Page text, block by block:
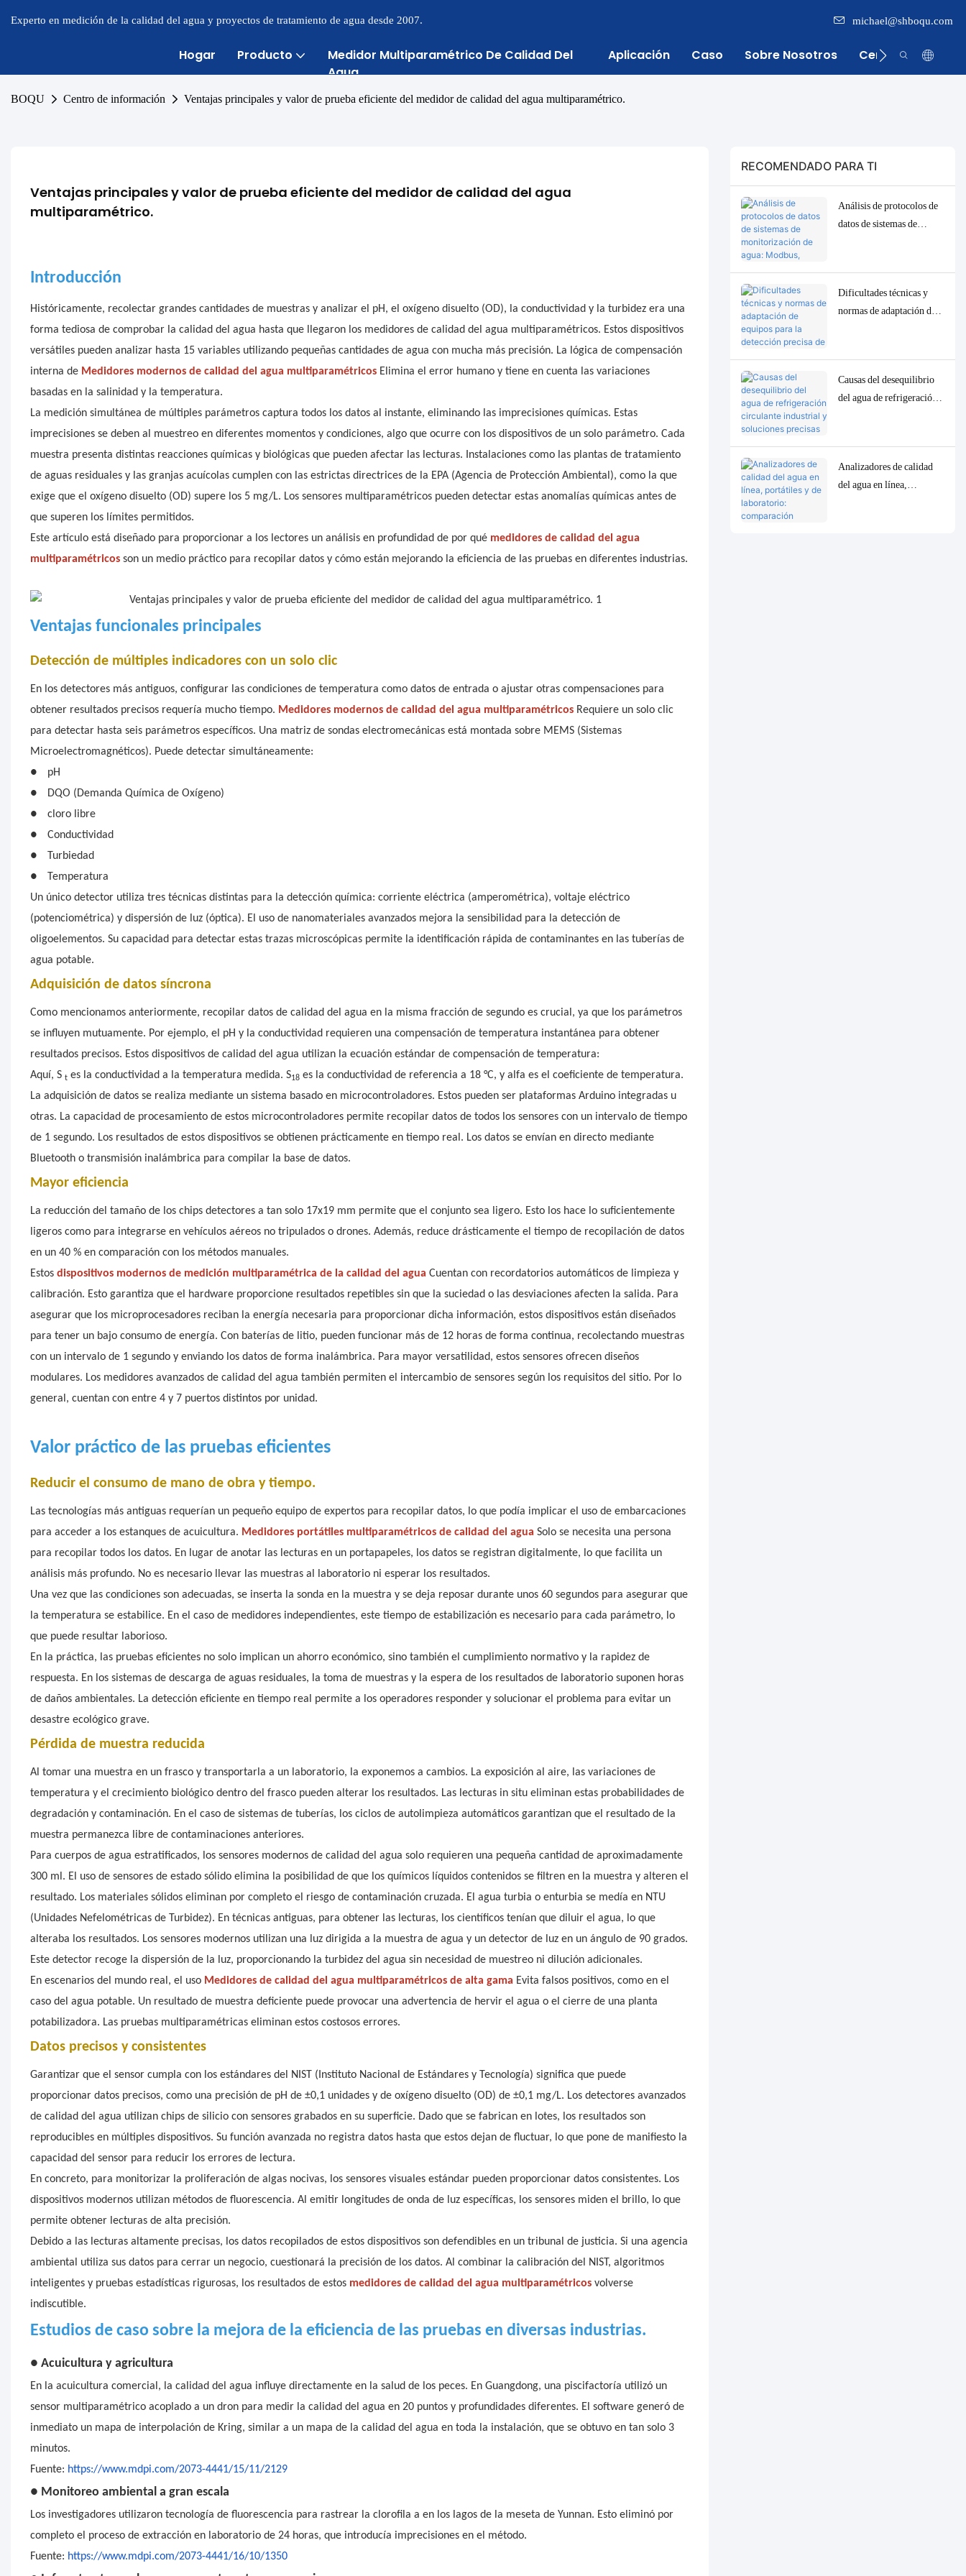
Experto en medición de la calidad del agua y proyectos de tratamiento de agua desde 2007. michael@shboqu.com
Hogar Producto
Medidor Multiparamétrico De Calidad Del
Agua
Aplicación Caso Sobre Nosotros Centro De
BOQU Centro de información Ventajas principales y valor de prueba eficiente del medidor de calidad del agua multiparamétrico.
Ventajas principales y valor de prueba eficiente del medidor de calidad del agua
multiparamétrico.
Introducción
Históricamente, recolectar grandes cantidades de muestras y analizar el pH, el oxígeno disuelto (OD), la conductividad y la turbidez era una
forma tediosa de comprobar la calidad del agua hasta que llegaron los medidores de calidad del agua multiparamétricos. Estos dispositivos
versátiles pueden analizar hasta 15 variables utilizando pequeñas cantidades de agua con mucha más precisión. La lógica de compensación
interna de Medidores modernos de calidad del agua multiparamétricosElimina el error humano y tiene en cuenta las variaciones
basadas en la salinidad y la temperatura.
La medición simultánea de múltiples parámetros captura todos los datos al instante, eliminando las imprecisiones químicas. Estas
imprecisiones se deben al muestreo en diferentes momentos y condiciones, algo que ocurre con los dispositivos de un solo parámetro. Cada
muestra presenta distintas reacciones químicas y biológicas que pueden afectar las lecturas. Instalaciones como las plantas de tratamiento
de aguas residuales y las granjas acuícolas cumplen con las estrictas directrices de la EPA (Agencia de Protección Ambiental), como la que
exige que el oxígeno disuelto (OD) supere los 5 mg/L. Los sensores multiparamétricos pueden detectar estas anomalías químicas antes de
que superen los límites permitidos.
Este artículo está diseñado para proporcionar a los lectores un análisis en profundidad de por qué medidores de calidad del agua
multiparamétricosson un medio práctico para recopilar datos y cómo están mejorando la eficiencia de las pruebas en diferentes industrias.
Ventajas funcionales principales
Detección de múltiples indicadores con un solo clic
En los detectores más antiguos, configurar las condiciones de temperatura como datos de entrada o ajustar otras compensaciones para
obtener resultados precisos requería mucho tiempo. Medidores modernos de calidad del agua multiparamétricosRequiere un solo clic
para detectar hasta seis parámetros específicos. Una matriz de sondas electromecánicas está montada sobre MEMS (Sistemas
Microelectromagnéticos). Puede detectar simultáneamente:
●
pH
●
DQO (Demanda Química de Oxígeno)
●
cloro libre
●
Conductividad
●
Turbiedad
●
Temperatura
Un único detector utiliza tres técnicas distintas para la detección química: corriente eléctrica (amperométrica), voltaje eléctrico
(potenciométrica) y dispersión de luz (óptica). El uso de nanomateriales avanzados mejora la sensibilidad para la detección de
oligoelementos. Su capacidad para detectar estas trazas microscópicas permite la identificación rápida de contaminantes en las tuberías de
agua potable.
Adquisición de datos síncrona
Como mencionamos anteriormente, recopilar datos de calidad del agua en la misma fracción de segundo es crucial, ya que los parámetros
se influyen mutuamente. Por ejemplo, el pH y la conductividad requieren una compensación de temperatura instantánea para obtener
resultados precisos. Estos dispositivos de calidad del agua utilizan la ecuación estándar de compensación de temperatura:
Aquí, S tes la conductividad a la temperatura medida. S18es la conductividad de referencia a 18 °C, y alfa es el coeficiente de temperatura.
La adquisición de datos se realiza mediante un sistema basado en microcontroladores. Estos pueden ser plataformas Arduino integradas u
otras. La capacidad de procesamiento de estos microcontroladores permite recopilar datos de todos los sensores con un intervalo de tiempo
de 1 segundo. Los resultados de estos dispositivos se obtienen prácticamente en tiempo real. Los datos se envían en directo mediante
Bluetooth o transmisión inalámbrica para compilar la base de datos.
Mayor eficiencia
La reducción del tamaño de los chips detectores a tan solo 17x19 mm permite que el conjunto sea ligero. Esto los hace lo suficientemente
ligeros como para integrarse en vehículos aéreos no tripulados o drones. Además, reduce drásticamente el tiempo de recopilación de datos
en un 40 % en comparación con los métodos manuales.
Estos dispositivos modernos de medición multiparamétrica de la calidad del agua Cuentan con recordatorios automáticos de limpieza y
calibración. Esto garantiza que el hardware proporcione resultados repetibles sin que la suciedad o las desviaciones afecten la salida. Para
asegurar que los microprocesadores reciban la energía necesaria para proporcionar dicha información, estos dispositivos están diseñados
para tener un bajo consumo de energía. Con baterías de litio, pueden funcionar más de 12 horas de forma continua, recolectando muestras
con un intervalo de 1 segundo y enviando los datos de forma inalámbrica. Para mayor versatilidad, estos sensores ofrecen diseños
modulares. Los medidores avanzados de calidad del agua también permiten el intercambio de sensores según los requisitos del sitio. Por lo
general, cuentan con entre 4 y 7 puertos distintos por unidad.
Valor práctico de las pruebas eficientes
Reducir el consumo de mano de obra y tiempo.
Las tecnologías más antiguas requerían un pequeño equipo de expertos para recopilar datos, lo que podía implicar el uso de embarcaciones
para acceder a los estanques de acuicultura. Medidores portátiles multiparamétricos de calidad del agua Solo se necesita una persona
para recopilar todos los datos. En lugar de anotar las lecturas en un portapapeles, los datos se registran digitalmente, lo que facilita un
análisis más profundo. No es necesario llevar las muestras al laboratorio ni esperar los resultados.
Una vez que las condiciones son adecuadas, se inserta la sonda en la muestra y se deja reposar durante unos 60 segundos para asegurar que
la temperatura se estabilice. En el caso de medidores independientes, este tiempo de estabilización es necesario para cada parámetro, lo
que puede resultar laborioso.
En la práctica, las pruebas eficientes no solo implican un ahorro económico, sino también el cumplimiento normativo y la rapidez de
respuesta. En los sistemas de descarga de aguas residuales, la toma de muestras y la espera de los resultados de laboratorio suponen horas
de daños ambientales. La detección eficiente en tiempo real permite a los operadores responder y solucionar el problema para evitar un
desastre ecológico grave.
Pérdida de muestra reducida
Al tomar una muestra en un frasco y transportarla a un laboratorio, la exponemos a cambios. La exposición al aire, las variaciones de
temperatura y el crecimiento biológico dentro del frasco pueden alterar los resultados. Las lecturas in situ eliminan estas probabilidades de
degradación y contaminación. En el caso de sistemas de tuberías, los ciclos de autolimpieza automáticos garantizan que el resultado de la
muestra permanezca libre de contaminaciones anteriores.
Para cuerpos de agua estratificados, los sensores modernos de calidad del agua solo requieren una pequeña cantidad de aproximadamente
300 ml. El uso de sensores de estado sólido elimina la posibilidad de que los químicos líquidos contenidos se filtren en la muestra y alteren el
resultado. Los materiales sólidos eliminan por completo el riesgo de contaminación cruzada. El agua turbia o enturbia se medía en NTU
(Unidades Nefelométricas de Turbidez). En técnicas antiguas, para obtener las lecturas, los científicos tenían que diluir el agua, lo que
alteraba los resultados. Los sensores modernos utilizan una luz dirigida a la muestra de agua y un detector de luz en un ángulo de 90 grados.
Este detector recoge la dispersión de la luz, proporcionando la turbidez del agua sin necesidad de muestreo ni dilución adicionales.
En escenarios del mundo real, el uso Medidores de calidad del agua multiparamétricos de alta gama Evita falsos positivos, como en el
caso del agua potable. Un resultado de muestra deficiente puede provocar una advertencia de hervir el agua o el cierre de una planta
potabilizadora. Las pruebas multiparamétricas eliminan estos costosos errores.
Datos precisos y consistentes
Garantizar que el sensor cumpla con los estándares del NIST (Instituto Nacional de Estándares y Tecnología) significa que puede
proporcionar datos precisos, como una precisión de pH de ±0,1 unidades y de oxígeno disuelto (OD) de ±0,1 mg/L. Los detectores avanzados
de calidad del agua utilizan chips de silicio con sensores grabados en su superficie. Dado que se fabrican en lotes, los resultados son
reproducibles en múltiples dispositivos. Su función avanzada no registra datos hasta que estos dejan de fluctuar, lo que pone de manifiesto la
capacidad del sensor para reducir los errores de lectura.
En concreto, para monitorizar la proliferación de algas nocivas, los sensores visuales estándar pueden proporcionar datos consistentes. Los
dispositivos modernos utilizan métodos de fluorescencia. Al emitir longitudes de onda de luz específicas, los sensores miden el brillo, lo que
permite obtener lecturas de alta precisión.
Debido a las lecturas altamente precisas, los datos recopilados de estos dispositivos son defendibles en un tribunal de justicia. Si una agencia
ambiental utiliza sus datos para cerrar un negocio, cuestionará la precisión de los datos. Al combinar la calibración del NIST, algoritmos
inteligentes y pruebas estadísticas rigurosas, los resultados de estos medidores de calidad del agua multiparamétricosvolverse
indiscutible.
Estudios de caso sobre la mejora de la eficiencia de las pruebas en diversas industrias.
● Acuicultura y agricultura
En la acuicultura comercial, la calidad del agua influye directamente en la salud de los peces. En Guangdong, una piscifactoría utilizó un
sensor multiparamétrico acoplado a un dron para medir la calidad del agua en 20 puntos y profundidades diferentes. El software generó de
inmediato un mapa de interpolación de Kring, similar a un mapa de la calidad del agua en toda la instalación, que se obtuvo en tan solo 3
minutos.
Fuente: https://www.mdpi.com/2073-4441/15/11/2129
● Monitoreo ambiental a gran escala
Los investigadores utilizaron tecnología de fluorescencia para rastrear la clorofila a en los lagos de la meseta de Yunnan. Esto eliminó por
completo el proceso de extracción en laboratorio de 24 horas, que introducía imprecisiones en el método.
Fuente: https://www.mdpi.com/2073-4441/16/10/1350
RECOMENDADO PARA TI
Análisis de protocolos de
datos de sistemas de
Soluciones de adaptación
y depuración.
Dificultades técnicas y
normas de adaptación de
traza de baja
concentración en la
calidad del agua.
Causas del desequilibrio
del agua de refrigeración
control y monitorización.
Analizadores de calidad
del agua en línea,